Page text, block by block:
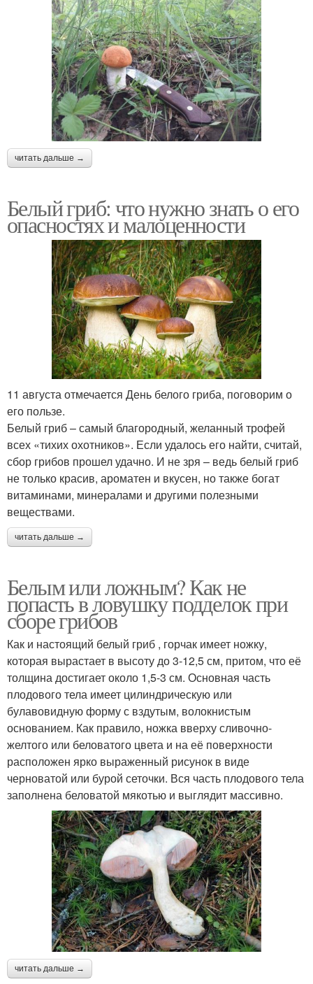
читать дальше →
Белый гриб: что нужно знать о его
опасностях и малоценности
11 августа отмечается День белого гриба, поговорим о
его пользе.
Белый гриб – самый благородный, желанный трофей
всех «тихих охотников». Если удалось его найти, считай,
сбор грибов прошел удачно. И не зря – ведь белый гриб
не только красив, ароматен и вкусен, но также богат
витаминами, минералами и другими полезными
веществами.
читать дальше →
Белым или ложным? Как не
попасть в ловушку подделок при
сборе грибов
Как и настоящий белый гриб , горчак имеет ножку,
которая вырастает в высоту до 3-12,5 см, притом, что её
толщина достигает около 1,5-3 см. Основная часть
плодового тела имеет цилиндрическую или
булавовидную форму с вздутым, волокнистым
основанием. Как правило, ножка вверху сливочно-
желтого или беловатого цвета и на её поверхности
расположен ярко выраженный рисунок в виде
черноватой или бурой сеточки. Вся часть плодового тела
заполнена беловатой мякотью и выглядит массивно.
читать дальше →